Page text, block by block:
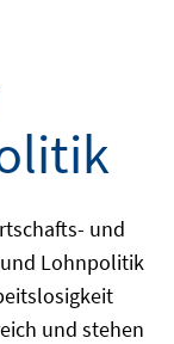
und
Lohnpolitik
und stehen